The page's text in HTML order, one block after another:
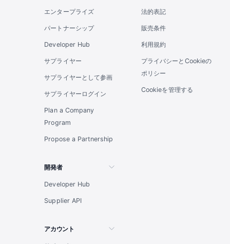
エンタープライズ
パートナーシップ
Developer Hub
サプライヤー
サプライヤーとして参画
サプライヤーログイン
Plan a Company
Program
Propose a Partnership
開発者
Developer Hub
Supplier API
アカウント
法的表記
販売条件
利用規約
プライバシーとCookieの
ポリシー
Cookieを管理する